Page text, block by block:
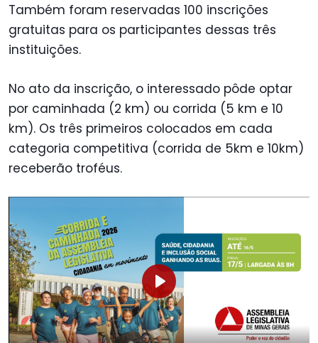
Também foram reservadas 100 inscrições
gratuitas para os participantes dessas três
instituições.
No ato da inscrição, o interessado pôde optar
por caminhada (2 km) ou corrida (5 km e 10
km). Os três primeiros colocados em cada
categoria competitiva (corrida de 5km e 10km)
receberão troféus.
Play